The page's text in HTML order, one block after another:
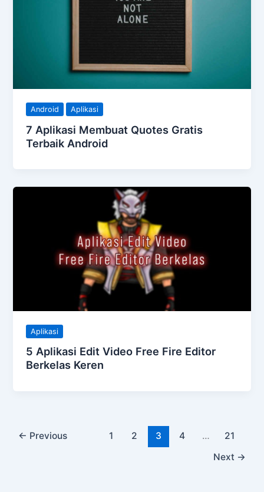
Android Aplikasi
7 Aplikasi Membuat Quotes Gratis
Terbaik Android
Aplikasi
5 Aplikasi Edit Video Free Fire Editor
Berkelas Keren
← Previous 1 2 3 4 …
21
Next →